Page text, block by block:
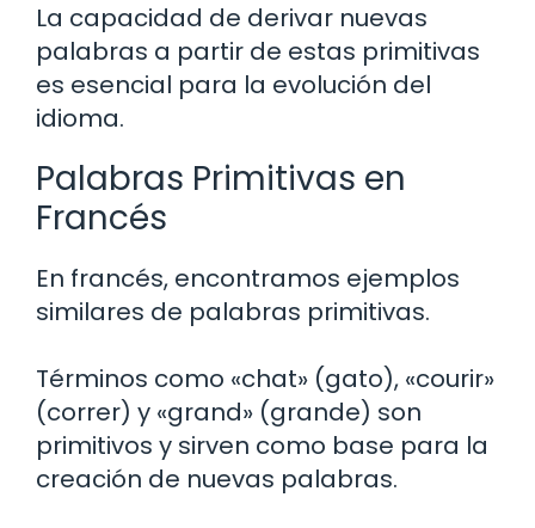
La capacidad de derivar nuevas
palabras a partir de estas primitivas
es esencial para la evolución del
idioma.
Palabras Primitivas en
Francés
En francés, encontramos ejemplos
similares de palabras primitivas.
Términos como «chat» (gato), «courir»
(correr) y «grand» (grande) son
primitivos y sirven como base para la
creación de nuevas palabras.